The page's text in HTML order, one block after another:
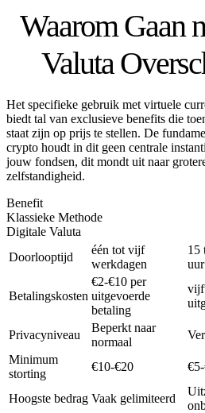
Waarom Gaan
Valuta
Het specifieke gebruik met virtuele
biedt tal van exclusieve benefits die
staat zijn op prijs te stellen. De
crypto houdt in dit geen centrale
jouw fondsen, dit mondt uit naar
zelfstandigheid.
Benefit
Klassieke Methode
Digitale Valuta
Doorlooptijd
één tot vijf
werkdagen
15
uur
Betalingskosten
€2-€10 per
uitgevoerde
betaling
Privacyniveau
Beperkt naar
normaal
Minimum
storting
€10-€20
Hoogste bedrag Vaak gelimiteerd